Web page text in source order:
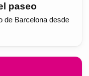
paseo
de Barcelona desde